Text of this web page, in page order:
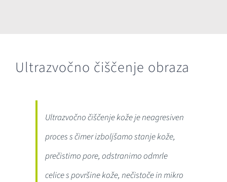
Ultrazvočno čiščenje obraza
Ultrazvočno čiščenje kože je neagresiven
proces s čimer izboljšamo stanje kože,
prečistimo pore, odstranimo odmrle
celice s površine kože, nečistoče in mikro